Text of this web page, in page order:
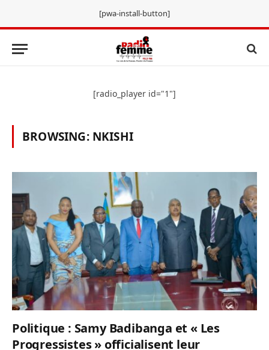
[pwa-install-button]
[radio_player id="1"]
BROWSING: NKISHI
Politique : Samy Badibanga et « Les
Progressistes » officialisent leur